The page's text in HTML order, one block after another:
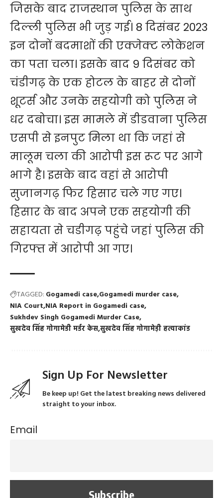
जिसके बाद राजस्थान पुलिस के साथ
दिल्ली पुलिस भी जुड़ गई। 8 दिसंबर 2023
इन दोनों बदमाशों की एक्जेक्ट लोकेशन
का पता चला। इसके बाद 9 दिसंबर को
चंडीगढ़ के एक होटल के बाहर से दोनों
शूटर्स और उनके सहयोगी को पुलिस ने
धर दबोचा। इस मामले में डीडवाना पुलिस
एसपी से इनपुट मिला था कि जहां से
मालूम चला की आरोपी इस रूट पर आगे
भागे है। इसके बाद वहां से आरोपी
सुजानगढ़ फिर हिसार चले गए गए।
हिसार के बाद अपने एक सहयोगी की
सहायता से चडीगढ़ पहुंचे जहां पुलिस की
गिरफ्त में आरोपी आ गए।
TAGGED: Gogamedi case Gogamedi murder case
NIA Court NIA Report in Gogamedi case
Sukhdev Singh Gogamedi Murder Case
सुखदेव सिंह गोगामेडी मर्डर केससुखदेव सिंह गोगामेड़ी हत्याकांड
Sign Up For Newsletter
Be keep up! Get the latest breaking news delivered
straight to your inbox.
Email